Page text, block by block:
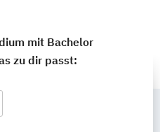
mit Bachelor
zu dir passt: